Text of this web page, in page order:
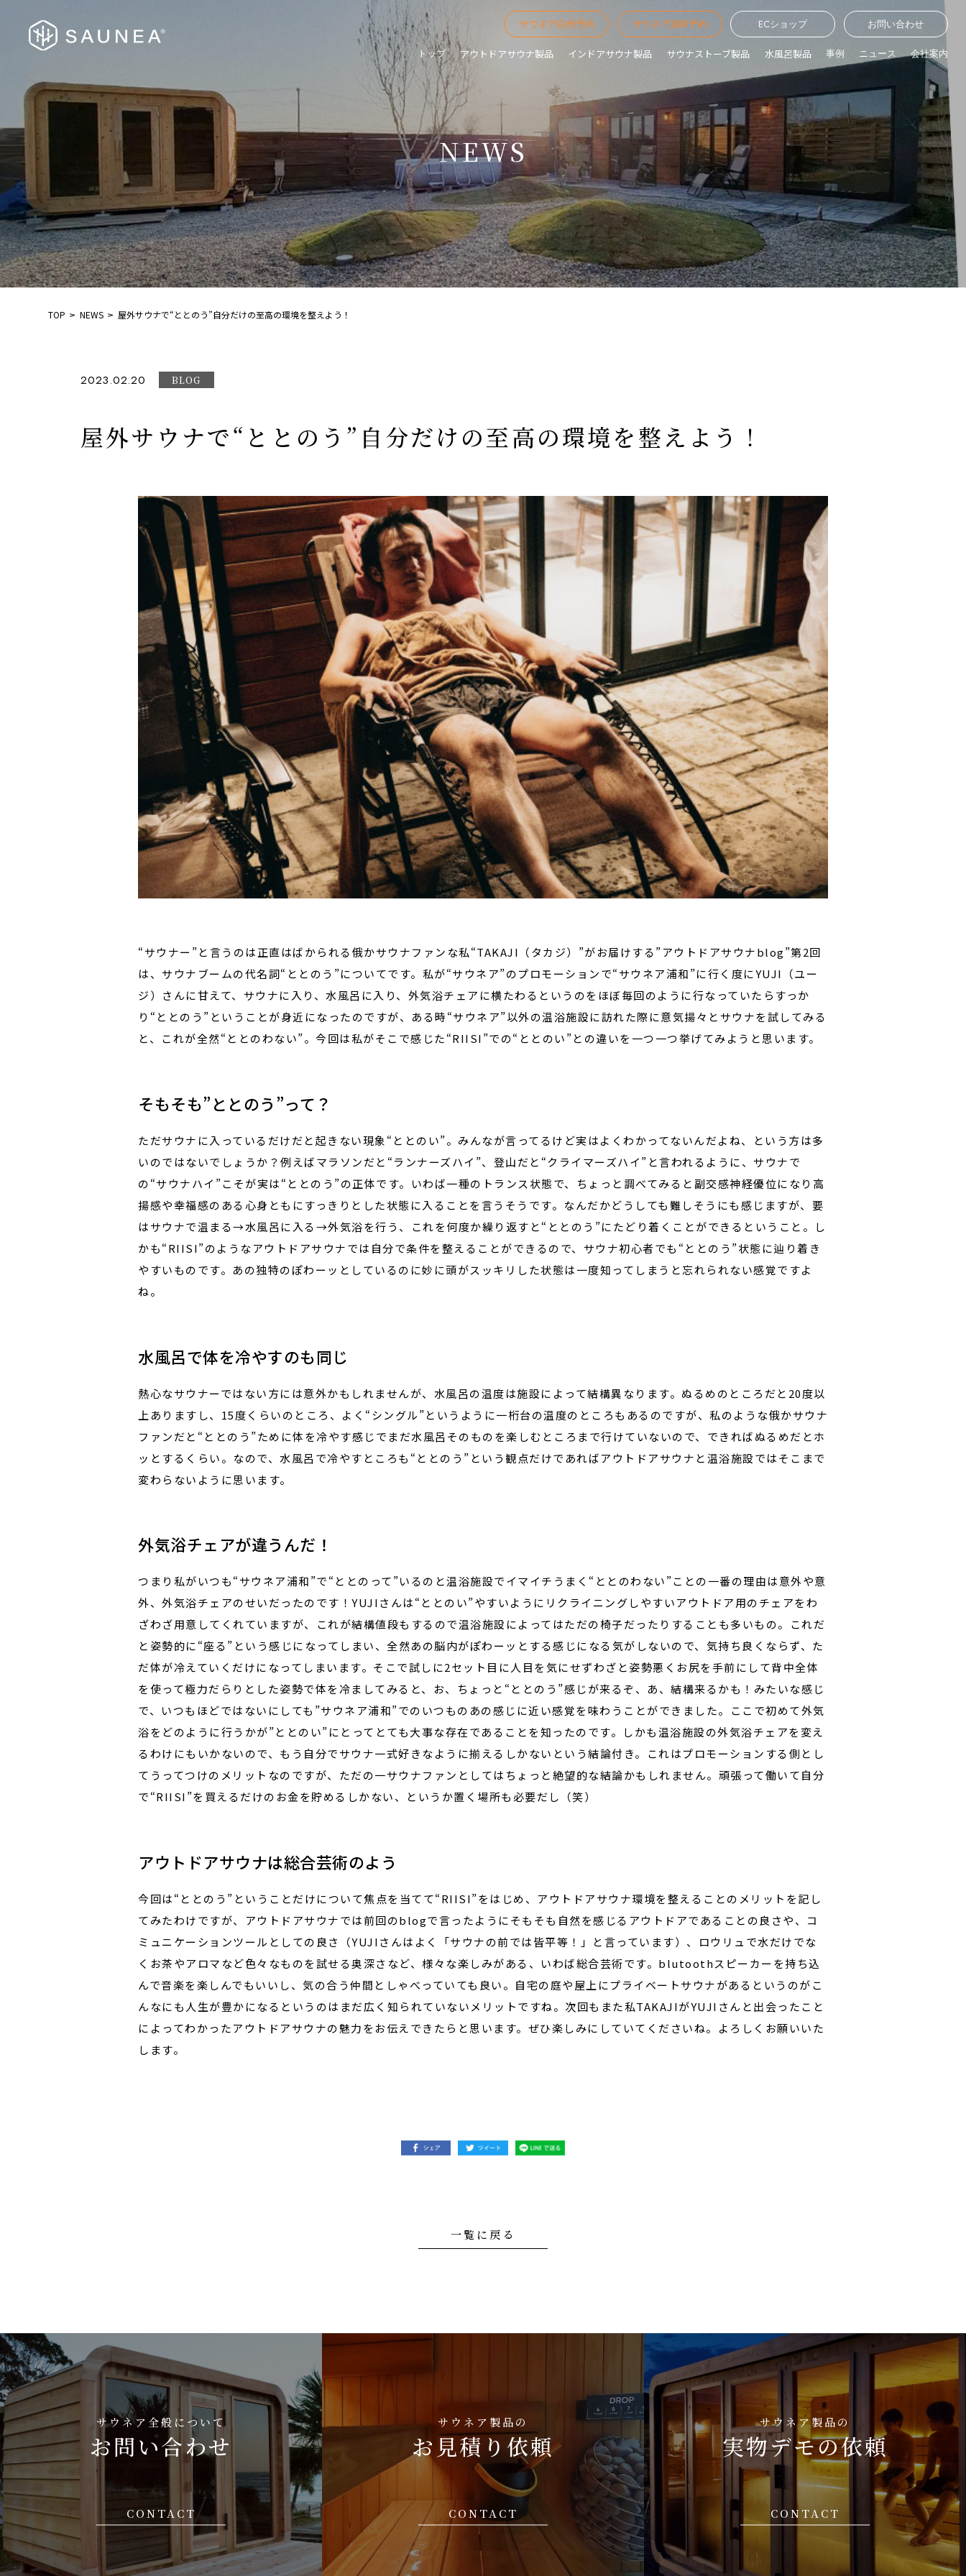
サウネア白州予約 サウネア浦和予約 ECショップ お問い合わせ
トップ アウトドアサウナ製品 インドアサウナ製品 サウナストーブ製品 水風呂製品 事例 ニュース 会社案内
NEWS
TOP NEWS 屋外サウナで“ととのう”自分だけの至高の環境を整えよう！
2023.02.20 BLOG
屋外サウナで“ととのう”自分だけの至高の環境を整えよう！
“サウナー”と言うのは正直はばかられる俄かサウナファンな私“TAKAJI（タカジ）”がお届けする”アウトドアサウナblog”第2回
は、サウナブームの代名詞“ととのう”についてです。私が“サウネア”のプロモーションで“サウネア浦和”に行く度にYUJI（ユー
ジ）さんに甘えて、サウナに入り、水風呂に入り、外気浴チェアに横たわるというのをほぼ毎回のように行なっていたらすっか
り“ととのう”ということが身近になったのですが、ある時“サウネア”以外の温浴施設に訪れた際に意気揚々とサウナを試してみる
と、これが全然“ととのわない”。今回は私がそこで感じた“RIISI”での“ととのい”との違いを一つ一つ挙げてみようと思います。
そもそも”ととのう”って？
ただサウナに入っているだけだと起きない現象“ととのい”。みんなが言ってるけど実はよくわかってないんだよね、という方は多
いのではないでしょうか？例えばマラソンだと“ランナーズハイ”、登山だと“クライマーズハイ”と言われるように、サウナで
の“サウナハイ”こそが実は“ととのう”の正体です。いわば一種のトランス状態で、ちょっと調べてみると副交感神経優位になり高
揚感や幸福感のある心身ともにすっきりとした状態に入ることを言うそうです。なんだかどうしても難しそうにも感じますが、要
はサウナで温まる→水風呂に入る→外気浴を行う、これを何度か繰り返すと“ととのう”にたどり着くことができるということ。し
かも“RIISI”のようなアウトドアサウナでは自分で条件を整えることができるので、サウナ初心者でも“ととのう”状態に辿り着き
やすいものです。あの独特のぽわーッとしているのに妙に頭がスッキリした状態は一度知ってしまうと忘れられない感覚ですよ
ね。
水風呂で体を冷やすのも同じ
熱心なサウナーではない方には意外かもしれませんが、水風呂の温度は施設によって結構異なります。ぬるめのところだと20度以
上ありますし、15度くらいのところ、よく“シングル”というように一桁台の温度のところもあるのですが、私のような俄かサウナ
ファンだと“ととのう”ために体を冷やす感じでまだ水風呂そのものを楽しむところまで行けていないので、できればぬるめだとホ
ッとするくらい。なので、水風呂で冷やすところも“ととのう”という観点だけであればアウトドアサウナと温浴施設ではそこまで
変わらないように思います。
外気浴チェアが違うんだ！
つまり私がいつも“サウネア浦和”で“ととのって”いるのと温浴施設でイマイチうまく“ととのわない”ことの一番の理由は意外や意
外、外気浴チェアのせいだったのです！YUJIさんは“ととのい”やすいようにリクライニングしやすいアウトドア用のチェアをわ
ざわざ用意してくれていますが、これが結構値段もするので温浴施設によってはただの椅子だったりすることも多いもの。これだ
と姿勢的に“座る”という感じになってしまい、全然あの脳内がぽわーッとする感じになる気がしないので、気持ち良くならず、た
だ体が冷えていくだけになってしまいます。そこで試しに2セット目に人目を気にせずわざと姿勢悪くお尻を手前にして背中全体
を使って極力だらりとした姿勢で体を冷ましてみると、お、ちょっと“ととのう”感じが来るぞ、あ、結構来るかも！みたいな感じ
で、いつもほどではないにしても”サウネア浦和”でのいつものあの感じに近い感覚を味わうことができました。ここで初めて外気
浴をどのように行うかが”ととのい”にとってとても大事な存在であることを知ったのです。しかも温浴施設の外気浴チェアを変え
るわけにもいかないので、もう自分でサウナ一式好きなように揃えるしかないという結論付き。これはプロモーションする側とし
てうってつけのメリットなのですが、ただの一サウナファンとしてはちょっと絶望的な結論かもしれません。頑張って働いて自分
で“RIISI”を買えるだけのお金を貯めるしかない、というか置く場所も必要だし（笑）
アウトドアサウナは総合芸術のよう
今回は“ととのう”ということだけについて焦点を当てて“RIISI”をはじめ、アウトドアサウナ環境を整えることのメリットを記し
てみたわけですが、アウトドアサウナでは前回のblogで言ったようにそもそも自然を感じるアウトドアであることの良さや、コ
ミュニケーションツールとしての良さ（YUJIさんはよく「サウナの前では皆平等！」と言っています）、ロウリュで水だけでな
くお茶やアロマなど色々なものを試せる奥深さなど、様々な楽しみがある、いわば総合芸術です。blutoothスピーカーを持ち込
んで音楽を楽しんでもいいし、気の合う仲間としゃべっていても良い。自宅の庭や屋上にプライベートサウナがあるというのがこ
んなにも人生が豊かになるというのはまだ広く知られていないメリットですね。次回もまた私TAKAJIがYUJIさんと出会ったこと
によってわかったアウトドアサウナの魅力をお伝えできたらと思います。ぜひ楽しみにしていてくださいね。よろしくお願いいた
します。
一覧に戻る
サウネア全般について
お問い合わせ
CONTACT
サウネア製品の
お見積り依頼
CONTACT
サウネア製品の
実物デモの依頼
CONTACT